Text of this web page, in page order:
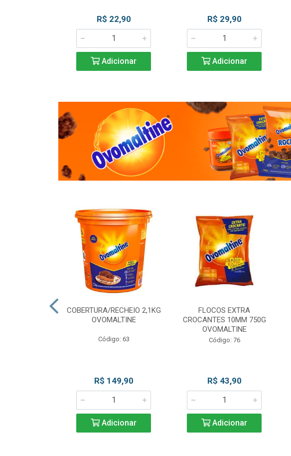
R$ 22,90
Adicionar
R$ 29,90
Adicionar
COBERTURA/RECHEIO 2,1KG
OVOMALTINE
Código: 63
R$ 149,90
Adicionar
FLOCOS EXTRA
CROCANTES 10MM 750G
OVOMALTINE
Código: 76
R$ 43,90
Adicionar